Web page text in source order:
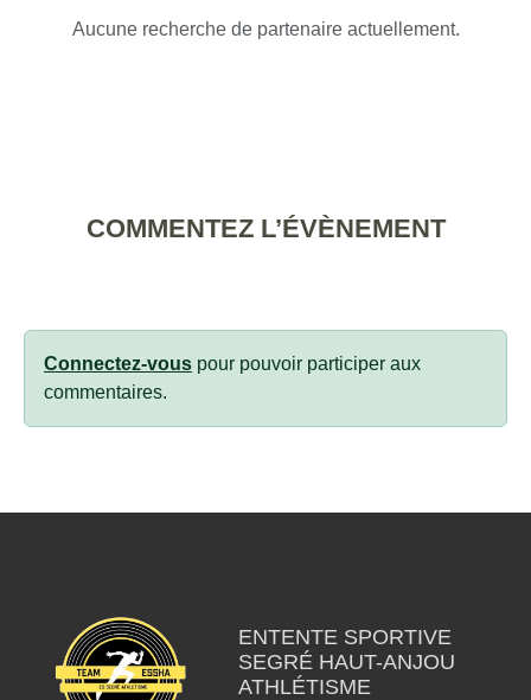
Aucune recherche de partenaire actuellement.
COMMENTEZ L’ÉVÈNEMENT
Connectez-vous pour pouvoir participer aux
commentaires.
ENTENTE SPORTIVE
SEGRÉ HAUT-ANJOU
ATHLÉTISME